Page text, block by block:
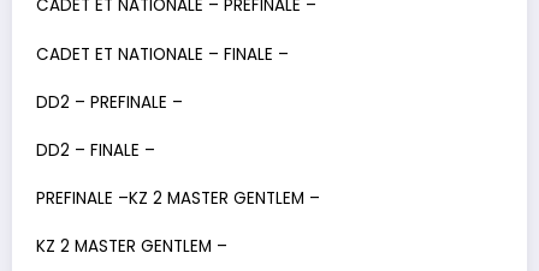
CADET ET NATIONALE – PREFINALE –
CADET ET NATIONALE – FINALE –
DD2 – PREFINALE –
DD2 – FINALE –
PREFINALE –KZ 2 MASTER GENTLEM –
KZ 2 MASTER GENTLEM –